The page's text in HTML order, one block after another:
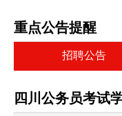
重点公告提醒
招聘公告
四川公务员考试